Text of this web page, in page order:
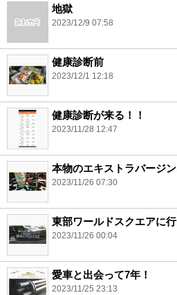
地獄
2023/12/9 07:58
健康診断前
2023/12/1 12:18
健康診断が来る！！
2023/11/28 12:47
本物のエキストラバージ
2023/11/26 07:30
東部ワールドスクエアに
2023/11/26 00:04
愛車と出会って7年！
2023/11/25 23:13